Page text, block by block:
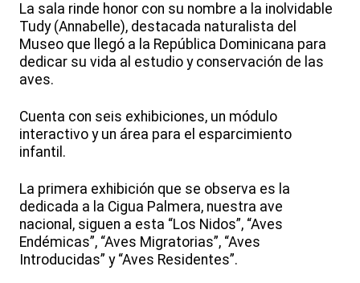
La sala rinde honor con su nombre a la inolvidable
Tudy (Annabelle), destacada naturalista del
Museo que llegó a la República Dominicana para
dedicar su vida al estudio y conservación de las
aves.
Cuenta con seis exhibiciones, un módulo
interactivo y un área para el esparcimiento
infantil.
La primera exhibición que se observa es la
dedicada a la Cigua Palmera, nuestra ave
nacional, siguen a esta “Los Nidos”, “Aves
Endémicas”, “Aves Migratorias”, “Aves
Introducidas” y “Aves Residentes”.